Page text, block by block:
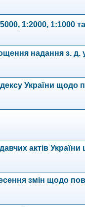
1:2000, 1:1000
надання з. д.
України щодо
актів
змін щодо